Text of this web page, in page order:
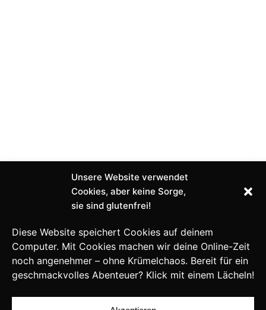
Unsere Website verwendet
Cookies, aber keine Sorge,
sie sind glutenfrei!
Diese Website speichert Cookies auf deinem
Computer. Mit Cookies machen wir deine Online-Zeit
noch angenehmer – ohne Krümelchaos. Bereit für ein
geschmackvolles Abenteuer? Klick mit einem Lächeln!